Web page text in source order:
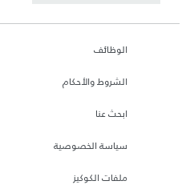
الوظائف
الشروط والأحكام
ابحث عنا
سياسة الخصوصية
ملفات الكوكيز